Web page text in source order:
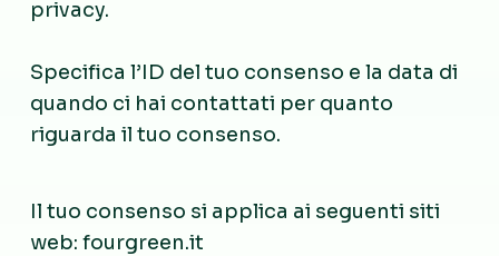
privacy.
Specifica l’ID del tuo consenso e la data di
quando ci hai contattati per quanto
riguarda il tuo consenso.
Il tuo consenso si applica ai seguenti siti
web: fourgreen.it